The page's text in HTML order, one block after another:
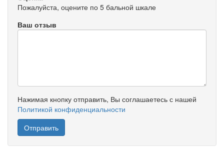
Пожалуйста, оцените по 5 бальной шкале
Ваш отзыв
Нажимая кнопку отправить, Вы соглашаетесь с нашей
Политикой конфиденциальности